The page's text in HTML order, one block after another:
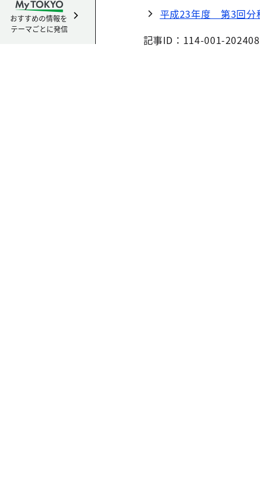
おすすめの情報を
テーマごとに発信
平成23年度 第3回分
記事ID：114-001-